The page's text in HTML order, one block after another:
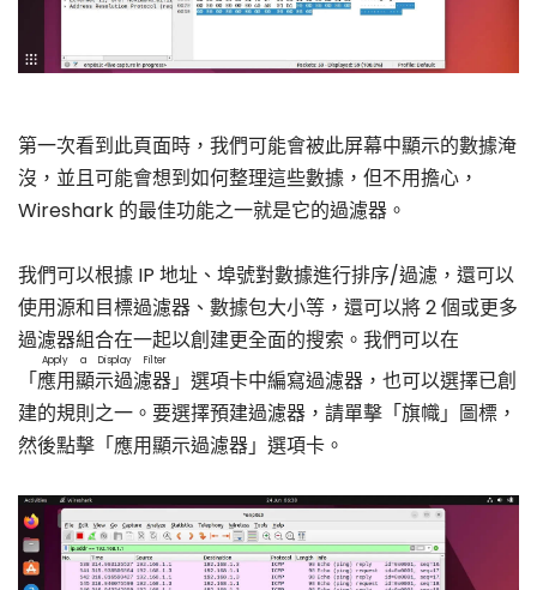
第一次看到此頁面時，我們可能會被此屏幕中顯示的數據淹
沒，並且可能會想到如何整理這些數據，但不用擔心，
Wireshark 的最佳功能之一就是它的過濾器。
我們可以根據 IP 地址、埠號對數據進行排序/過濾，還可以
使用源和目標過濾器、數據包大小等，還可以將 2 個或更多
過濾器組合在一起以創建更全面的搜索。我們可以在
「應用顯示過濾器
Apply a Display Filter
」選項卡中編寫過濾器，也可以選擇已創
建的規則之一。要選擇預建過濾器，請單擊「旗幟」圖標，
然後點擊「應用顯示過濾器」選項卡。